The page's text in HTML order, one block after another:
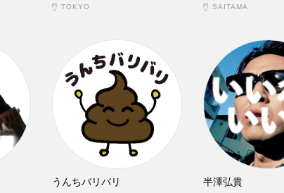
TOKYO SAITAMA
うんちバリバリ 半澤弘貴